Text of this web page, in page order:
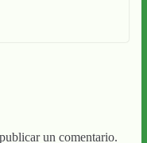
un comentario.